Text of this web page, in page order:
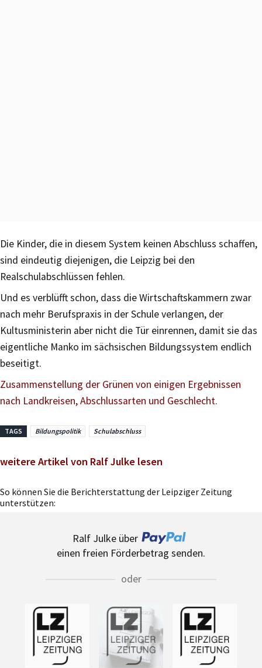
Die Kinder, die in diesem System keinen Abschluss schaffen,
sind eindeutig diejenigen, die Leipzig bei den
Realschulabschlüssen fehlen.
Und es verblüfft schon, dass die Wirtschaftskammern zwar
nach mehr Berufspraxis in der Schule verlangen, der
Kultusministerin aber nicht die Tür einrennen, damit sie das
eigentliche Manko im sächsischen Bildungssystem endlich
beseitigt.
Zusammenstellung der Grünen von einigen Ergebnissen
nach Landkreisen, Abschlussarten und Geschlecht.
TAGS Bildungspolitik Schulabschluss
weitere Artikel von Ralf Julke lesen
So können Sie die Berichterstattung der Leipziger Zeitung
unterstützen:
Ralf Julke über
einen freien Förderbetrag senden.
oder